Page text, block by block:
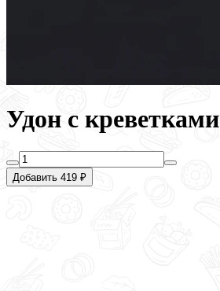
Удон с креветками
Добавить 419 ₽